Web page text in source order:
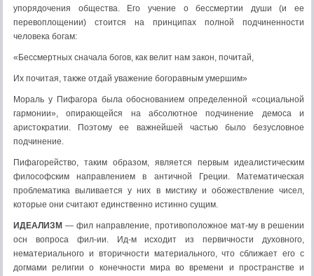
упорядочения общества. Его учение о бессмертии души (и ее
перевоплощении) стоится на принципах полной подчиненности
человека богам:
«Бессмертных сначала богов, как велит нам закон, почитай,
Их почитая, также отдай уважение богоравным умершим»
Мораль у Пифагора была обоснованием определенной «социальной
гармонии», опирающейся на абсолютное подчинение демоса и
аристократии. Поэтому ее важнейшей частью было безусловное
подчинение.
Пифагорейство, таким образом, является первым идеалистическим
философским направлением в античной Греции. Математическая
проблематика выливается у них в мистику и обожествление чисел,
которые они считают единственно истинно сущим.
ИДЕАЛИЗМ — фил направ­ление, противоположное мат-му в решении
осн вопроса фил-ии. Ид-м исходит из первичности духов­ного,
нематериального и вторичности материального, что сближает его с
догмами религии о конечности мира во времени и пространстве и